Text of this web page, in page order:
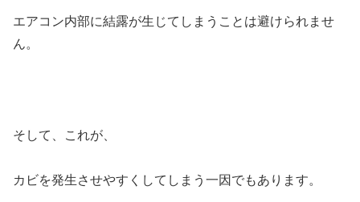
エアコン内部に結露が生じてしまうことは避けられませ
ん。
そして、これが、
カビを発生させやすくしてしまう一因でもあります。